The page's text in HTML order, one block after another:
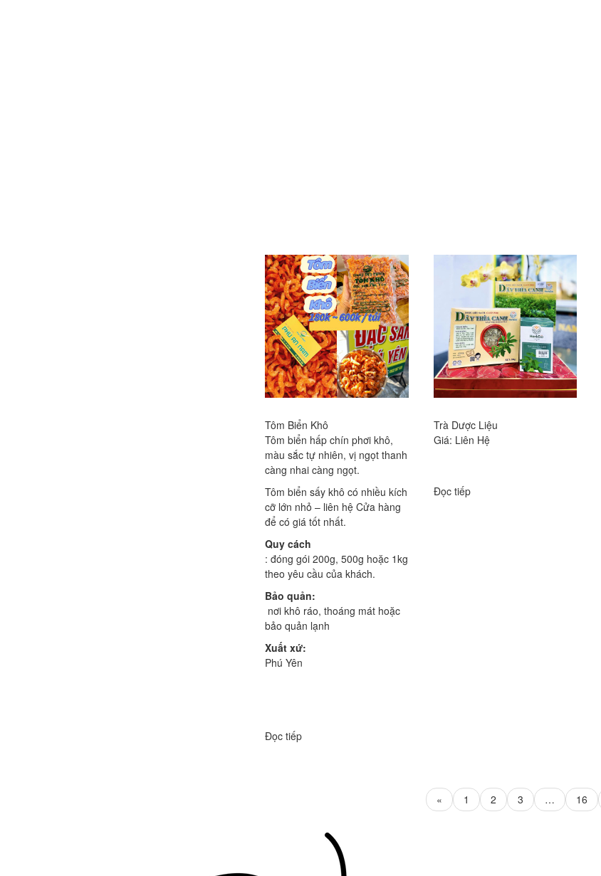
Tôm Biển Khô
Tôm biển hấp chín phơi khô,
màu sắc tự nhiên, vị ngọt thanh
càng nhai càng ngọt.
Tôm biển sấy khô có nhiều kích
cỡ lớn nhỏ – liên hệ Cửa hàng
để có giá tốt nhất.
Quy cách
: đóng gói 200g, 500g hoặc 1kg
theo yêu cầu của khách.
Bảo quản:
nơi khô ráo, thoáng mát hoặc
bảo quản lạnh
Xuất xứ:
Phú Yên
Đọc tiếp
Trà Dược Liệu
Giá: Liên Hệ
Đọc tiếp
« 1 2 3 … 16